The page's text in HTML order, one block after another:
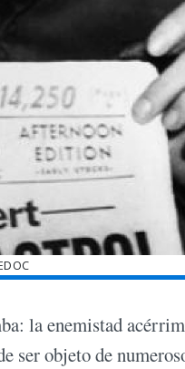
la enemistad
ser objeto de